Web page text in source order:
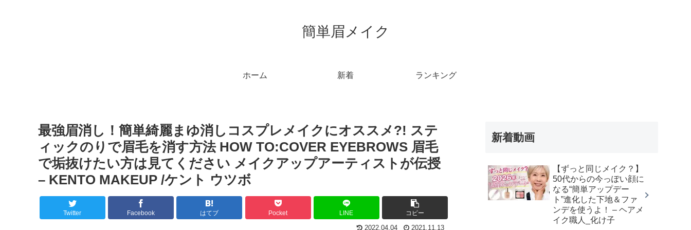
簡単眉メイク
ホーム 新着 ランキング
最強眉消し！簡単綺麗まゆ消しコスプレメイクにオススメ?! ステ
ィックのりで眉毛を消す方法 HOW TO:COVER EYEBROWS 眉毛
で垢抜けたい方は見てください メイクアップアーティストが伝授
– KENTO MAKEUP /ケント ウツボ
Twitter Facebook はてブ Pocket LINE コピー
2022.04.04 2021.11.13
新着動画
【ずっと同じメイク？】
50代からの今っぽい顔に
なる“簡単アップデー
ト”進化した下地＆ファ
ンデを使うよ！ – ヘアメ
イク職人_化け子